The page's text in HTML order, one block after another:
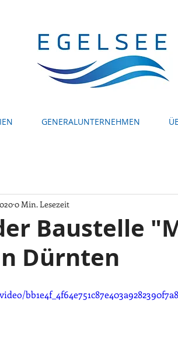
GENERALUNTERNEHMEN
Baustelle
Dürnten
0 Min. Lesezeit